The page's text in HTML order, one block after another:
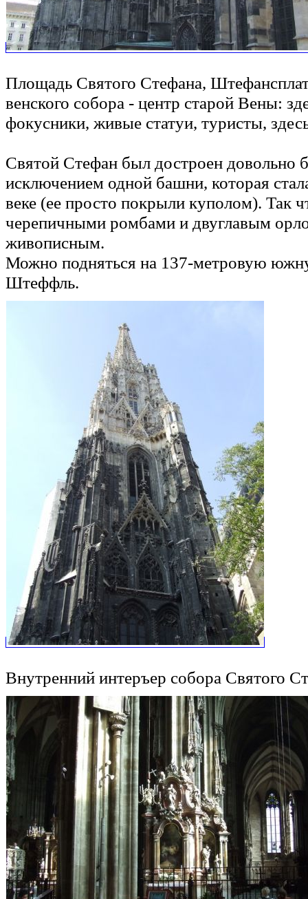
Площадь Святого Стефана,
венского собора - центр старой Вены:
фокусники, живые статуи, туристы,
Святой Стефан был достроен довольно
исключением одной башни, которая
веке (ее просто покрыли куполом). Так
черепичными ромбами и двуглавым
живописным.
Можно подняться на 137-метровую
Штеффль.
Внутренний интеръер собора Святого